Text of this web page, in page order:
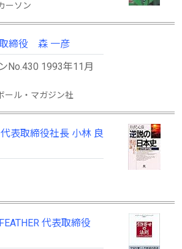
ーソン
締役 森 一彦
No.430 1993年11月
ール・マガジン社
表取締役社長 小林 良
代表取締役